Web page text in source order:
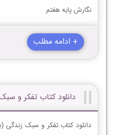
نگارش پایه هفتم
+ ادامه مطلب
دانلود کتاب تفکر و